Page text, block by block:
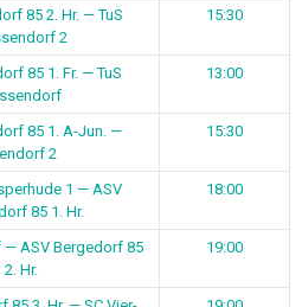
85 2. Hr. — TuS
2
15:30
85 1. Fr. — TuS
13:00
85 1. A-Jun. —
2
15:30
1 — ASV
85 1. Hr.
18:00
— ASV Bergedorf 85
2. Hr.
19:00